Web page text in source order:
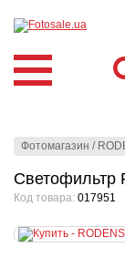
Фотомагазин /
Светофильтр
Код товара: 017951